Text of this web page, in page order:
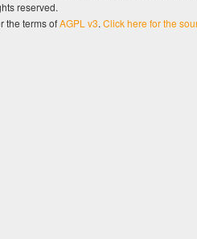
reserved.
the terms ofAGPL v3. Click here for the